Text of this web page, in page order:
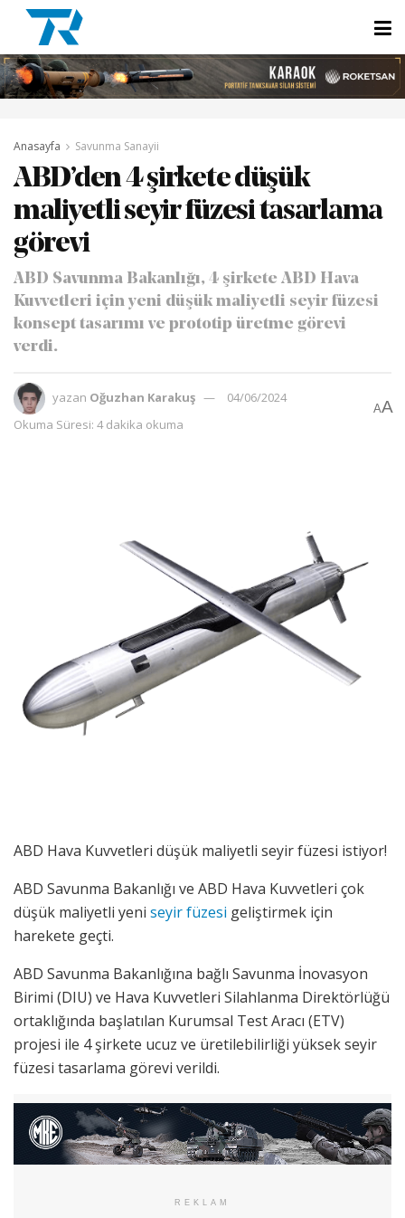
Anasayfa Savunma Sanayii
ABD’den 4 şirkete düşük
maliyetli seyir füzesi tasarlama
görevi
ABD Savunma Bakanlığı, 4 şirkete ABD Hava
Kuvvetleri için yeni düşük maliyetli seyir füzesi
konsept tasarımı ve prototip üretme görevi
verdi.
yazan Oğuzhan Karakuş
04/06/2024
Okuma Süresi: 4 dakika okuma
AA
ABD Hava Kuvvetleri düşük maliyetli seyir füzesi istiyor!
ABD Savunma Bakanlığı ve ABD Hava Kuvvetleri çok
düşük maliyetli yeni seyir füzesi geliştirmek için
harekete geçti.
ABD Savunma Bakanlığına bağlı Savunma İnovasyon
Birimi (DIU) ve Hava Kuvvetleri Silahlanma Direktörlüğü
ortaklığında başlatılan Kurumsal Test Aracı (ETV)
projesi ile 4 şirkete ucuz ve üretilebilirliği yüksek seyir
füzesi tasarlama görevi verildi.
REKLAM